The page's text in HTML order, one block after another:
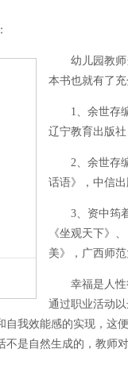
幼儿园教师
本书也就有了
1、余世存编
辽宁教育出版
2、余世存编
话语》，中信
3、资中筠着
《坐观天下》
美》，广西师
幸福是人性
通过职业活动
自我效能感的实现，这
是自然生成的，教师